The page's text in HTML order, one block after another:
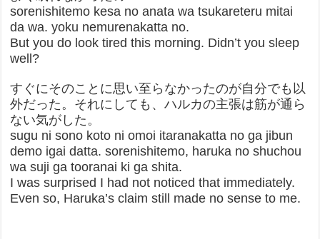
sorenishitemo kesa no anata wa tsukareteru mitai
da wa. yoku nemurenakatta no.
But you do look tired this morning. Didn’t you sleep
well?
すぐにそのことに思い至らなかったのが自分でも以
外だった。それにしても、ハルカの主張は筋が通ら
ない気がした。
sugu ni sono koto ni omoi itaranakatta no ga jibun
demo igai datta. sorenishitemo, haruka no shuchou
wa suji ga tooranai ki ga shita.
I was surprised I had not noticed that immediately.
Even so, Haruka’s claim still made no sense to me.